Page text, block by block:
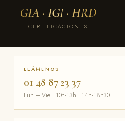
GIA · IGI · HRD
CERTIFICACIONES
LLÁMENOS
01 48 87 23 37
Lun – Vie · 10h-13h · 14h-18h30